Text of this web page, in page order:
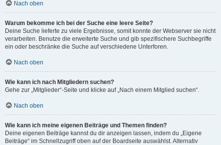
Nach oben
Warum bekomme ich bei der Suche eine leere Seite?
Deine Suche lieferte zu viele Ergebnisse, somit konnte der Webserver sie nicht
verarbeiten. Benutze die erweiterte Suche und gib spezifischere Suchbegriffe
ein oder beschränke die Suche auf verschiedene Unterforen.
Nach oben
Wie kann ich nach Mitgliedern suchen?
Gehe zur „Mitglieder“-Seite und klicke auf „Nach einem Mitglied suchen“.
Nach oben
Wie kann ich meine eigenen Beiträge und Themen finden?
Deine eigenen Beiträge kannst du dir anzeigen lassen, indem du „Eigene
Beiträge“ im Schnellzugriff oben auf der Boardseite auswählst. Alternativ